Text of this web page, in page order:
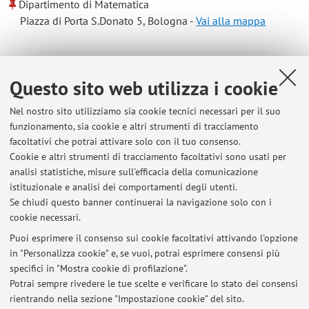
Questo sito web utilizza i cookie
Nel nostro sito utilizziamo sia cookie tecnici necessari per il suo
funzionamento, sia cookie e altri strumenti di tracciamento
facoltativi che potrai attivare solo con il tuo consenso.
Cookie e altri strumenti di tracciamento facoltativi sono usati per
analisi statistiche, misure sull'efficacia della comunicazione
istituzionale e analisi dei comportamenti degli utenti.
Se chiudi questo banner continuerai la navigazione solo con i
cookie necessari.
Puoi esprimere il consenso sui cookie facoltativi attivando l'opzione
in "Personalizza cookie" e, se vuoi, potrai esprimere consensi più
specifici in "Mostra cookie di profilazione".
Potrai sempre rivedere le tue scelte e verificare lo stato dei consensi
rientrando nella sezione "Impostazione cookie" del sito.
Dipartimento di Matematica
Piazza di Porta S.Donato 5, Bologna -Vai alla mappa
Orario di ricevimento
Su appuntamento (e-mail: roberta.nibbi@unibo.it), presso lo
studio C5, II piano del Dipartimento di Matematica.
Ultimi avvisi
Al momento non sono presenti avvisi.